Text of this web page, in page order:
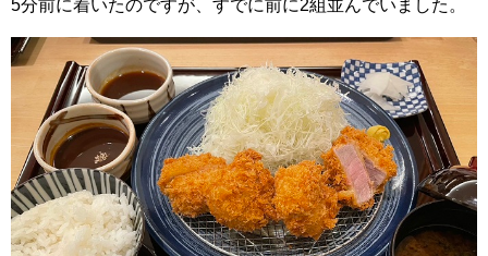
5分前に着いたのですが、すでに前に2組並んでいました。